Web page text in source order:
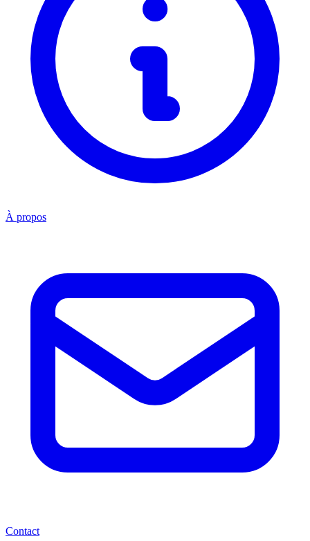
À propos
Contact